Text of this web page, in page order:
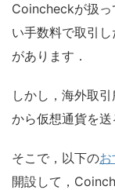
Coincheckが扱っ
い手数料で取引
があります．
しかし，海外取
から仮想通貨を送
そこで，以下のお
開設して，